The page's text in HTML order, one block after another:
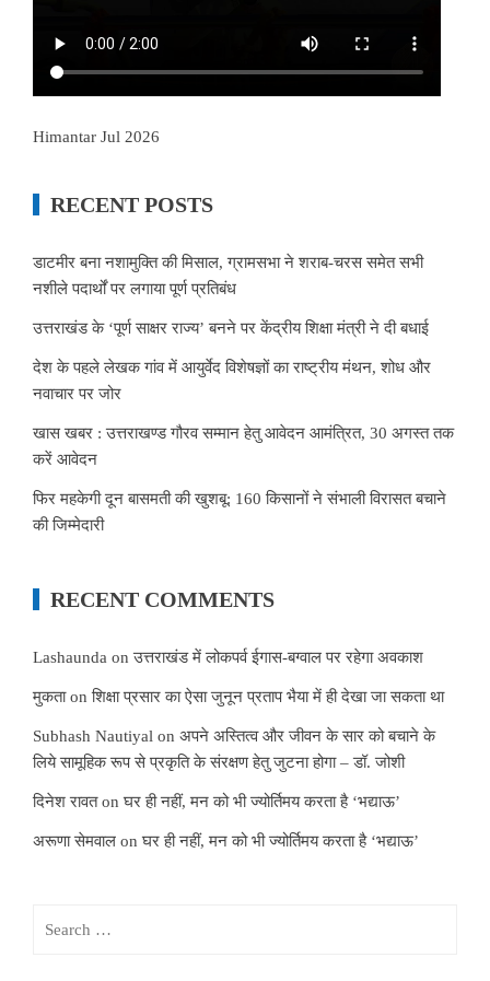
Himantar Jul 2026
RECENT POSTS
डाटमीर बना नशामुक्ति की मिसाल, ग्रामसभा ने शराब-चरस समेत सभी
नशीले पदार्थों पर लगाया पूर्ण प्रतिबंध
उत्तराखंड के ‘पूर्ण साक्षर राज्य’ बनने पर केंद्रीय शिक्षा मंत्री ने दी बधाई
देश के पहले लेखक गांव में आयुर्वेद विशेषज्ञों का राष्ट्रीय मंथन, शोध और
नवाचार पर जोर
खास खबर : उत्तराखण्ड गौरव सम्मान हेतु आवेदन आमंत्रित, 30 अगस्त तक
करें आवेदन
फिर महकेगी दून बासमती की खुशबू: 160 किसानों ने संभाली विरासत बचाने
की जिम्मेदारी
RECENT COMMENTS
Lashaunda onउत्तराखंड में लोकपर्व ईगास-बग्वाल पर रहेगा अवकाश
मुकताonशिक्षा प्रसार का ऐसा जुनून प्रताप भैया में ही देखा जा सकता था
Subhash Nautiyal on अपने अस्तित्व और जीवन के सार को बचाने के
लिये सामूहिक रूप से प्रकृति के संरक्षण हेतु जुटना होगा – डॉ. जोशी
दिनेश रावतonघर ही नहीं, मन को भी ज्योर्तिमय करता है ‘भद्याऊ’
अरूणा सेमवाल onघर ही नहीं, मन को भी ज्योर्तिमय करता है ‘भद्याऊ’